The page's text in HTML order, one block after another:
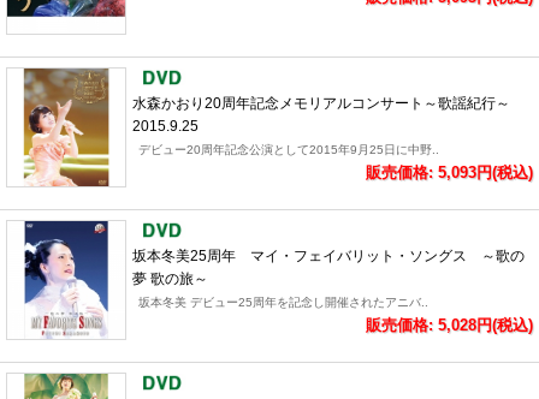
水森かおり20周年記念メモリアルコンサート～歌謡紀行～
2015.9.25
デビュー20周年記念公演として2015年9月25日に中野..
販売価格: 5,093円(税込)
坂本冬美25周年 マイ・フェイバリット・ソングス ～歌の
夢 歌の旅～
坂本冬美 デビュー25周年を記念し開催されたアニバ..
販売価格: 5,028円(税込)